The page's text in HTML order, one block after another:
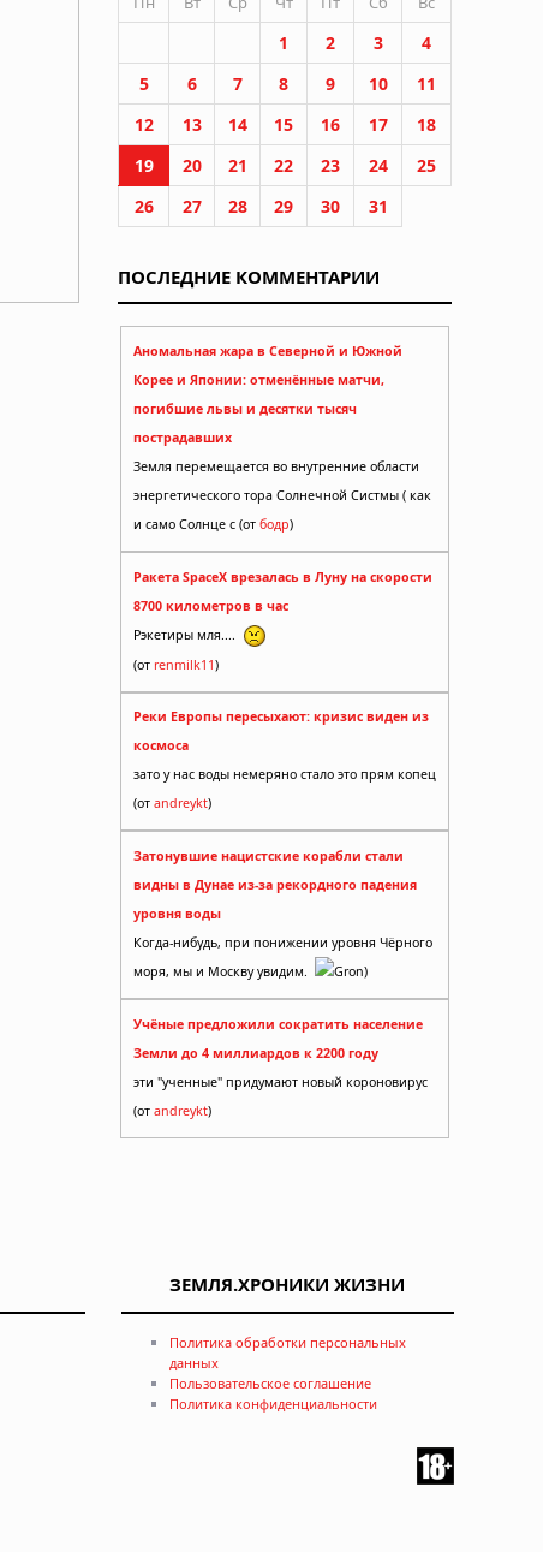
1 2 3
4
5
6 7 8 9 10
11
12
13 14 15 16 17
18
19
20 21 22 23 24
25
26
27 28 29 30 31
ПОСЛЕДНИЕ КОММЕНТАРИИ
Аномальная жара в Северной и Южной
Корее и Японии: отменённые матчи,
погибшие львы и десятки тысяч
пострадавших
Земля перемещается во внутренние области
энергетического тора Солнечной Систмы ( как
и само Солнце с (от бодр)
Ракета SpaceX врезалась в Луну на скорости
8700 километров в час
Рэкетиры мля....
(от renmilk11)
Реки Европы пересыхают: кризис виден из
космоса
зато у нас воды немеряно стало это прям копец
(от andreykt)
Затонувшие нацистские корабли стали
видны в Дунае из-за рекордного падения
уровня воды
Когда-нибудь, при понижении уровня Чёрного
моря, мы и Москву увидим.
Gron)
Учёные предложили сократить население
Земли до 4 миллиардов к 2200 году
эти "ученные" придумают новый короновирус
(от andreykt)
ЗЕМЛЯ.ХРОНИКИ ЖИЗНИ
Политика обработки персональных
данных
Пользовательское соглашение
Политика конфиденциальности